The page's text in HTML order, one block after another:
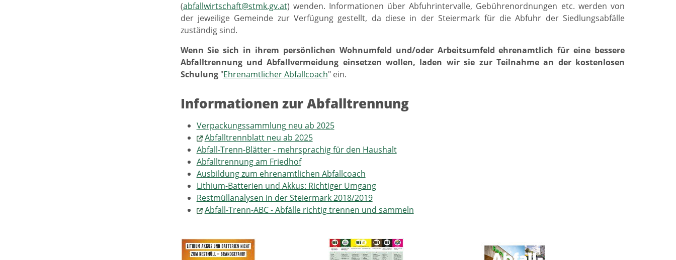
(abfallwirtschaft@stmk.gv.at) wenden. Informationen über Abfuhrintervalle, Gebührenordnungen etc. werden von
der jeweilige Gemeinde zur Verfügung gestellt, da diese in der Steiermark für die Abfuhr der Siedlungsabfälle
zuständig sind.
Wenn Sie sich in ihrem persönlichen Wohnumfeld und/oder Arbeitsumfeld ehrenamtlich für eine bessere
Abfalltrennung und Abfallvermeidung einsetzen wollen, laden wir sie zur Teilnahme an der kostenlosen
Schulung"Ehrenamtlicher Abfallcoach" ein.
Informationen zur Abfalltrennung
Verpackungssammlung neu ab 2025
Abfalltrennblatt neu ab 2025
Abfall-Trenn-Blätter - mehrsprachig für den Haushalt
Abfalltrennung am Friedhof
Ausbildung zum ehrenamtlichen Abfallcoach
Lithium-Batterien und Akkus: Richtiger Umgang
Restmüllanalysen in der Steiermark 2018/2019
Abfall-Trenn-ABC - Abfälle richtig trennen und sammeln